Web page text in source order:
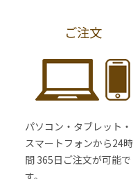
ご注文
パソコン・タブレット・
スマートフォンから24時
間 365日ご注文が可能で